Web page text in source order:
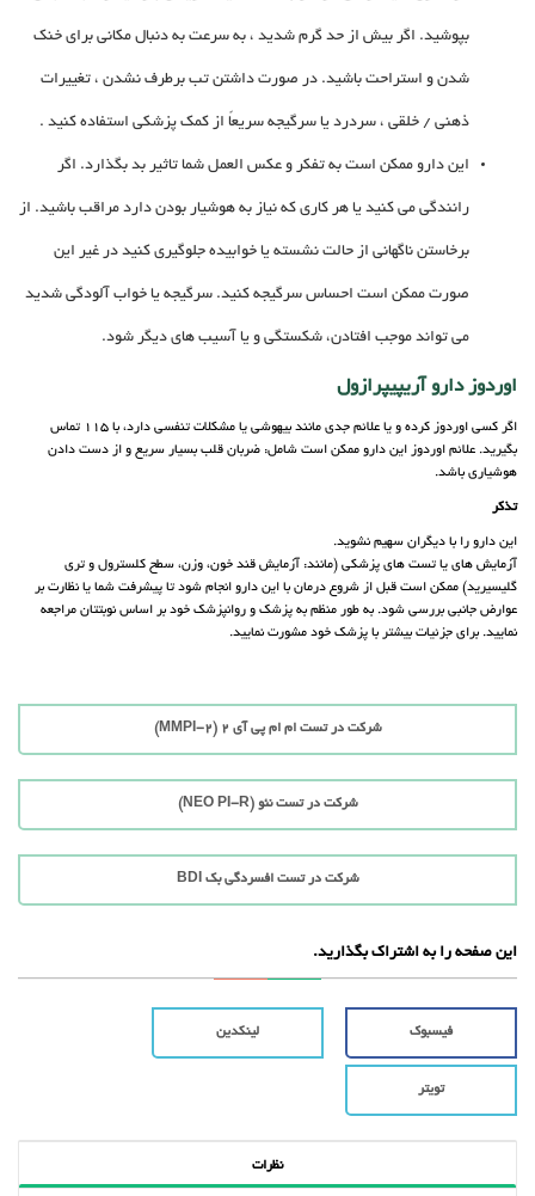
بپوشید. اگر بیش از حد گرم شدید ، به سرعت به دنبال مکانی برای خنک
شدن و استراحت باشید. در صورت داشتن تب برطرف نشدن ، تغییرات
ذهنی / خلقی ، سردرد یا سرگیجه سریعاً از کمک پزشکی استفاده کنید .
این دارو ممکن است به تفکر و عکس العمل شما تاثیر بد بگذارد. اگر
رانندگی می کنید یا هر کاری که نیاز به هوشیار بودن دارد مراقب باشید. از
برخاستن ناگهانی از حالت نشسته یا خوابیده جلوگیری کنید در غیر این
صورت ممکن است احساس سرگیجه کنید. سرگیجه یا خواب آلودگی شدید
می تواند موجب افتادن، شکستگی و یا آسیب های دیگر شود.
اوردوز دارو آریپیپرازول
اگر کسی اوردوز کرده و یا علائم جدی مانند بیهوشی یا مشکلات تنفسی دارد، با 115 تماس
بگیرید. علائم اوردوز این دارو ممکن است شامل: ضربان قلب بسیار سریع و از دست دادن
هوشیاری باشد.
تذکر
این دارو را با دیگران سهیم نشوید.
آزمایش های یا تست های پزشکی (مانند: آزمایش قند خون، وزن، سطح کلسترول و تری
گلیسیرید) ممکن است قبل از شروع درمان با این دارو انجام شود تا پیشرفت شما یا نظارت بر
عوارض جانبی بررسی شود. به طور منظم به پزشک و روانپزشک خود بر اساس نوبتتان مراجعه
نمایید. برای جزئیات بیشتر با پزشک خود مشورت نمایید.
شرکت در تست ام ام پی آی 2 (MMPI-2)
شرکت در تست نئو (NEO PI-R)
شرکت در تست افسردگی بک BDI
این صفحه را به اشتراک بگذارید.
فیسبوک لینکدین
تویتر
نظرات